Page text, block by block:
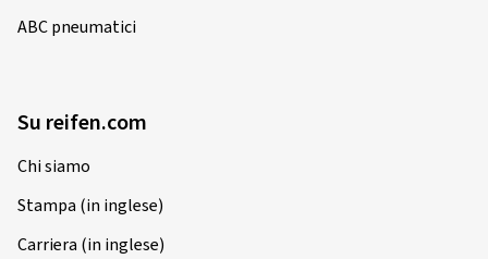
ABC pneumatici
Su reifen.com
Chi siamo
Stampa (in inglese)
Carriera (in inglese)